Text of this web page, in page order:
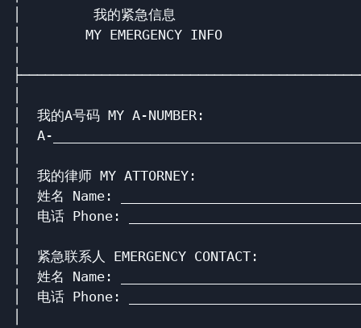
│         我的紧急信息
│        MY EMERGENCY INFO
│  我的A号码 MY A-NUMBER:
│  A-
│  我的律师 MY ATTORNEY:
│  姓名 Name:
│  电话 Phone:
│  紧急联系人 EMERGENCY CONTACT:
│  姓名 Name:
│  电话 Phone: